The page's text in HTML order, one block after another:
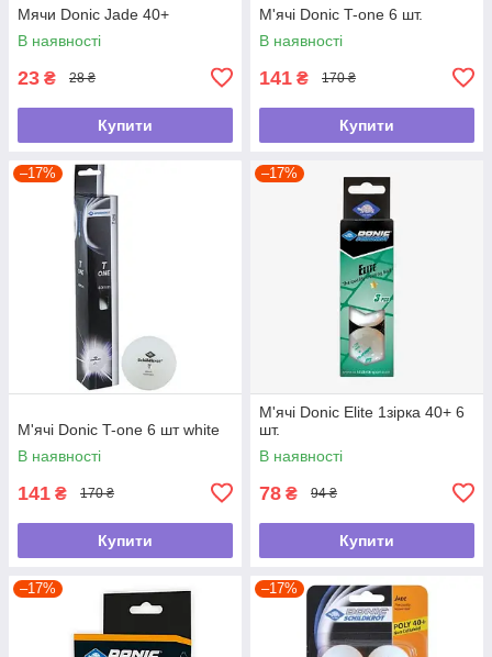
Мячи Donic Jade 40+
В наявності
23 ₴ 28 ₴
Купити
М'ячі Donic T-one 6 шт.
В наявності
141 ₴ 170 ₴
Купити
–17%
М'ячі Donic T-one 6 шт white
В наявності
141 ₴ 170 ₴
Купити
–17%
М'ячі Donic Elite 1зірка 40+ 6
шт.
В наявності
78 ₴ 94 ₴
Купити
–17% –17%